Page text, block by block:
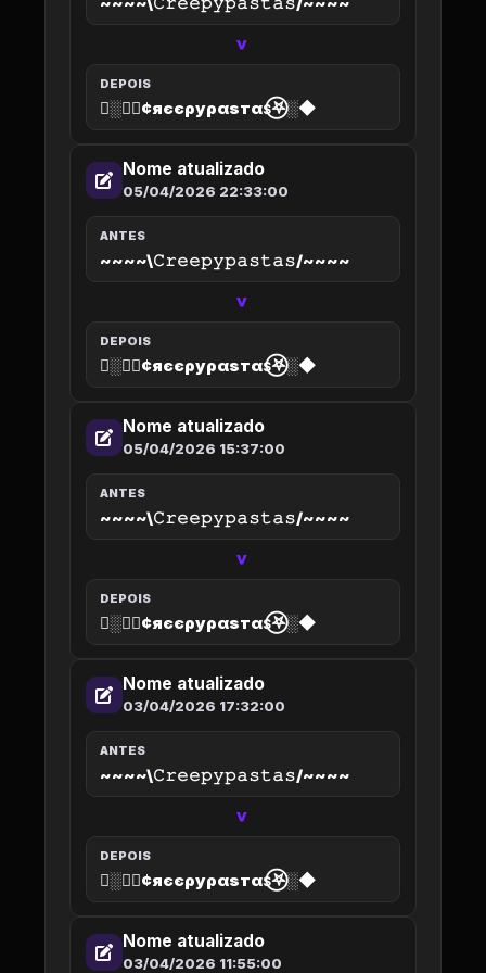
>
DEPOIS
◆░𖤐⃝¢яєєρуραѕтαѕ⃝𖤐░◆
Nome atualizado
05/04/2026 22:33:00
ANTES
~~~~\𝙲𝚛𝚎𝚎𝚙𝚢𝚙𝚊𝚜𝚝𝚊𝚜/~~~~
>
DEPOIS
◆░𖤐⃝¢яєєρуραѕтαѕ⃝𖤐░◆
Nome atualizado
05/04/2026 15:37:00
ANTES
~~~~\𝙲𝚛𝚎𝚎𝚙𝚢𝚙𝚊𝚜𝚝𝚊𝚜/~~~~
>
DEPOIS
◆░𖤐⃝¢яєєρуραѕтαѕ⃝𖤐░◆
Nome atualizado
03/04/2026 17:32:00
ANTES
~~~~\𝙲𝚛𝚎𝚎𝚙𝚢𝚙𝚊𝚜𝚝𝚊𝚜/~~~~
>
DEPOIS
◆░𖤐⃝¢яєєρуραѕтαѕ⃝𖤐░◆
Nome atualizado
03/04/2026 11:55:00